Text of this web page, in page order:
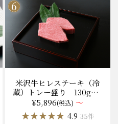
米沢牛ヒレステーキ（冷
蔵）トレー盛り 130g×1
枚から量り売り
¥5,896(税込) ～
★★★★★
★★★★★ 4.9 35件